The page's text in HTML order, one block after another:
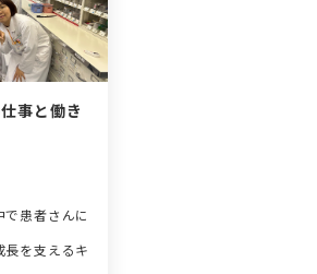
ここで働く誇
事と働き
で患者さんに
長を支えるキ